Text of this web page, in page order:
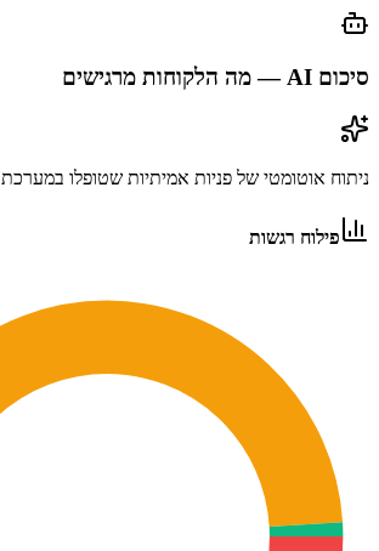
סיכום AI — מה הלקוחות מרגישים
ניתוח אוטומטי של פניות אמיתיות שטופלו במערכת
פילוח רגשות